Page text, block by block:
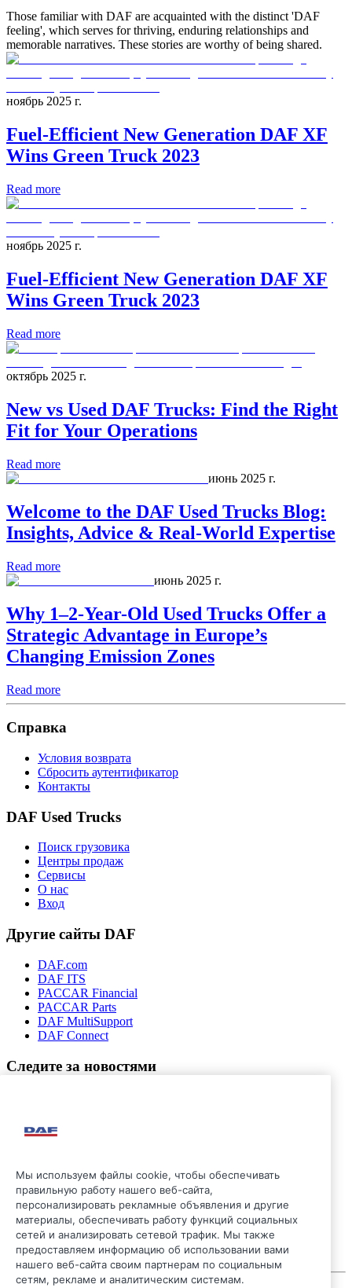
Those familiar with DAF are acquainted with the distinct 'DAF
feeling', which serves for thriving, enduring relationships and
memorable narratives. These stories are worthy of being shared.
ноябрь 2025 г.
Fuel-Efficient New Generation DAF XF
Wins Green Truck 2023
Read more
ноябрь 2025 г.
Fuel-Efficient New Generation DAF XF
Wins Green Truck 2023
Read more
октябрь 2025 г.
New vs Used DAF Trucks: Find the Right
Fit for Your Operations
Read more
июнь 2025 г.
Welcome to the DAF Used Trucks Blog:
Insights, Advice & Real-World Expertise
Read more
июнь 2025 г.
Why 1–2-Year-Old Used Trucks Offer a
Strategic Advantage in Europe’s
Changing Emission Zones
Read more
Справка
Условия возврата
Сбросить аутентификатор
Контакты
DAF Used Trucks
Поиск грузовика
Центры продаж
Сервисы
О нас
Вход
Другие сайты DAF
DAF.com
DAF ITS
PACCAR Financial
PACCAR Parts
DAF MultiSupport
DAF Connect
Следите за новостями
Мы используем файлы cookie, чтобы обеспечивать
правильную работу нашего веб-сайта,
персонализировать рекламные объявления и другие
материалы, обеспечивать работу функций социальных
сетей и анализировать сетевой трафик. Мы также
предоставляем информацию об использовании вами
нашего веб-сайта своим партнерам по социальным
сетям, рекламе и аналитическим системам.